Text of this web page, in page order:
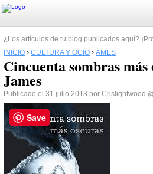
¿Los artículos de tu blog publicados aquí?
INICIO › CULTURA Y OCIO › AMES
Cincuenta sombras
James
Publicado el 31 julio 2013 por Crislightwood
Save